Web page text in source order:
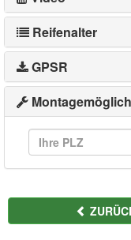
Reifenalter
GPSR